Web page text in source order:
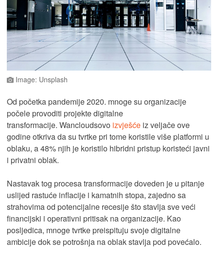
Image: Unsplash
Od početka pandemije 2020. mnoge su organizacije
počele provoditi projekte digitalne
transformacije. Wancloudsovo izvješće iz veljače ove
godine otkriva da su tvrtke pri tome koristile više platformi u
oblaku, a 48% njih je koristilo hibridni pristup koristeći javni
i privatni oblak.
Nastavak tog procesa transformacije doveden je u pitanje
uslijed rastuće inflacije i kamatnih stopa, zajedno sa
strahovima od potencijalne recesije što stavlja sve veći
financijski i operativni pritisak na organizacije. Kao
posljedica, mnoge tvrtke preispituju svoje digitalne
ambicije dok se potrošnja na oblak stavlja pod povećalo.